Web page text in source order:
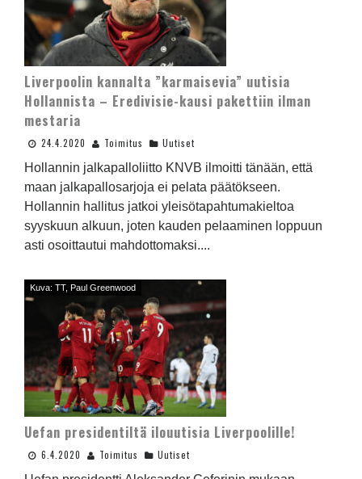
Liverpoolin kannalta ”karmaisevia” uutisia
Hollannista – Eredivisie-kausi pakettiin ilman
mestaria
24.4.2020 Toimitus Uutiset
Hollannin jalkapalloliitto KNVB ilmoitti tänään, että
maan jalkapallosarjoja ei pelata päätökseen.
Hollannin hallitus jatkoi yleisötapahtumakieltoa
syyskuun alkuun, joten kauden pelaaminen loppuun
asti osoittautui mahdottomaksi....
Kuva: TT, Paul Greenwood
Uefan presidentiltä ilouutisia Liverpoolille!
6.4.2020 Toimitus Uutiset